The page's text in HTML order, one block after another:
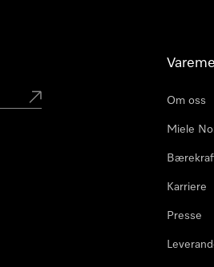
Om oss
Miele
Karriere
Presse